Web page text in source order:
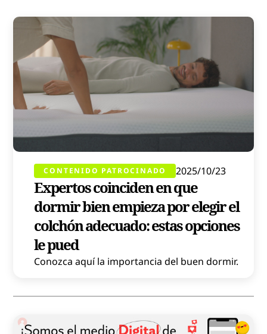
CONTENIDO PATROCINADO 2025/10/23
Expertos coinciden en que
dormir bien empieza por elegir el
colchón adecuado: estas opciones
le pued
Conozca aquí la importancia del buen dormir.